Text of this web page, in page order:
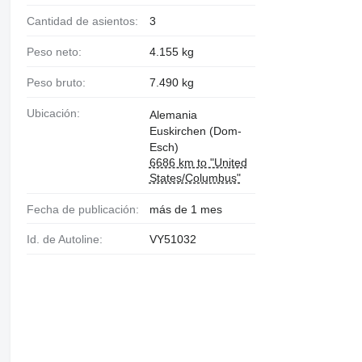
Cantidad de asientos: 3
Peso neto: 4.155 kg
Peso bruto: 7.490 kg
Ubicación:
Alemania
Euskirchen (Dom-
Esch)
6686 km to "United
States/Columbus"
Fecha de publicación: más de 1 mes
Id. de Autoline: VY51032